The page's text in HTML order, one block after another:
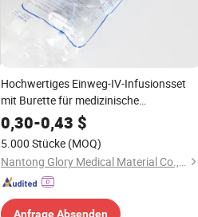
Hochwertiges Einweg-IV-Infusionsset
mit Burette für medizinische
Anwendungen
0,30-0,43 $
5.000 Stücke (MOQ)
Nantong Glory Medical Material Co., Ltd.
Anfrage Absenden